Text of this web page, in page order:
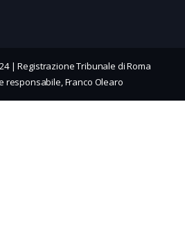
| Registrazione Tribunale di Roma
responsabile, Franco Olearo